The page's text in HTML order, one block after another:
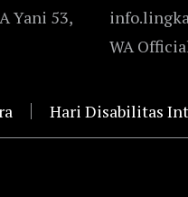
Yani 53,
WA
Hari Disabilitas